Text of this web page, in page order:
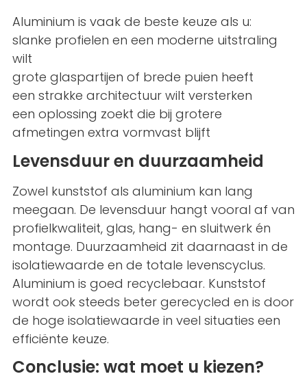
Aluminium is vaak de beste keuze als u:
slanke profielen en een moderne uitstraling
wilt
grote glaspartijen of brede puien heeft
een strakke architectuur wilt versterken
een oplossing zoekt die bij grotere
afmetingen extra vormvast blijft
Levensduur en duurzaamheid
Zowel kunststof als aluminium kan lang
meegaan. De levensduur hangt vooral af van
profielkwaliteit, glas, hang- en sluitwerk én
montage. Duurzaamheid zit daarnaast in de
isolatiewaarde en de totale levenscyclus.
Aluminium is goed recyclebaar. Kunststof
wordt ook steeds beter gerecycled en is door
de hoge isolatiewaarde in veel situaties een
efficiënte keuze.
Conclusie: wat moet u kiezen?